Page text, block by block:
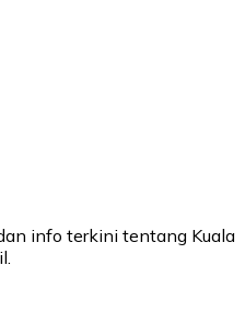
info terkini tentang Kuala